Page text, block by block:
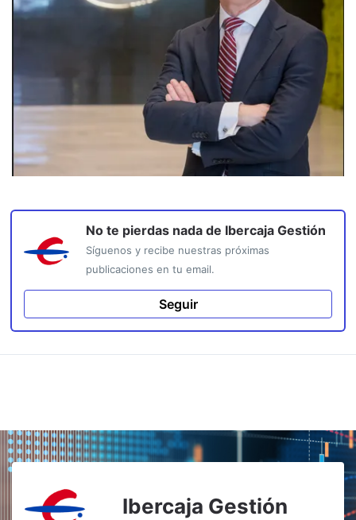
No te pierdas nada de Ibercaja Gestión
Síguenos y recibe nuestras próximas
publicaciones en tu email.
Seguir
Ibercaja Gestión